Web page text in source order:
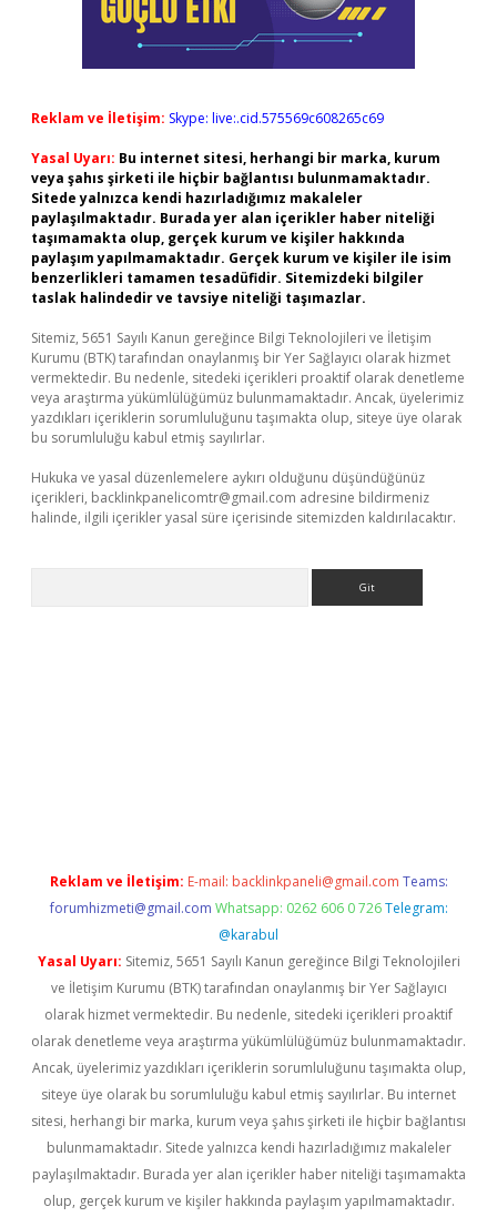
Reklam ve İletişim: Skype: live:.cid.575569c608265c69
Yasal Uyarı: Bu internet sitesi, herhangi bir marka, kurum
veya şahıs şirketi ile hiçbir bağlantısı bulunmamaktadır.
Sitede yalnızca kendi hazırladığımız makaleler
paylaşılmaktadır. Burada yer alan içerikler haber niteliği
taşımamakta olup, gerçek kurum ve kişiler hakkında
paylaşım yapılmamaktadır. Gerçek kurum ve kişiler ile isim
benzerlikleri tamamen tesadüfidir. Sitemizdeki bilgiler
taslak halindedir ve tavsiye niteliği taşımazlar.
Sitemiz, 5651 Sayılı Kanun gereğince Bilgi Teknolojileri ve İletişim
Kurumu (BTK) tarafından onaylanmış bir Yer Sağlayıcı olarak hizmet
vermektedir. Bu nedenle, sitedeki içerikleri proaktif olarak denetleme
veya araştırma yükümlülüğümüz bulunmamaktadır. Ancak, üyelerimiz
yazdıkları içeriklerin sorumluluğunu taşımakta olup, siteye üye olarak
bu sorumluluğu kabul etmiş sayılırlar.
Hukuka ve yasal düzenlemelere aykırı olduğunu düşündüğünüz
içerikleri, backlinkpanelicomtr@gmail.com adresine bildirmeniz
halinde, ilgili içerikler yasal süre içerisinde sitemizden kaldırılacaktır.
Reklam ve İletişim: E-mail: backlinkpaneli@gmail.com Teams:
forumhizmeti@gmail.com Whatsapp: 0262 606 0 726 Telegram:
@karabul
Yasal Uyarı: Sitemiz, 5651 Sayılı Kanun gereğince Bilgi Teknolojileri
ve İletişim Kurumu (BTK) tarafından onaylanmış bir Yer Sağlayıcı
olarak hizmet vermektedir. Bu nedenle, sitedeki içerikleri proaktif
olarak denetleme veya araştırma yükümlülüğümüz bulunmamaktadır.
Ancak, üyelerimiz yazdıkları içeriklerin sorumluluğunu taşımakta olup,
siteye üye olarak bu sorumluluğu kabul etmiş sayılırlar. Bu internet
sitesi, herhangi bir marka, kurum veya şahıs şirketi ile hiçbir bağlantısı
bulunmamaktadır. Sitede yalnızca kendi hazırladığımız makaleler
paylaşılmaktadır. Burada yer alan içerikler haber niteliği taşımamakta
olup, gerçek kurum ve kişiler hakkında paylaşım yapılmamaktadır.